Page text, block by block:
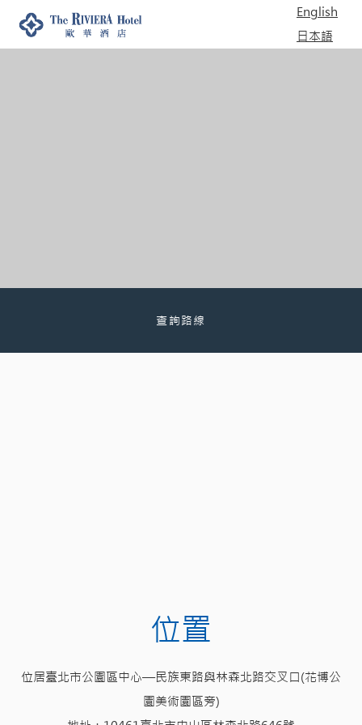
English
日本語
查詢路線
位置
位居臺北市公園區中心—民族東路與林森北路交叉口(花博公
園美術園區旁)